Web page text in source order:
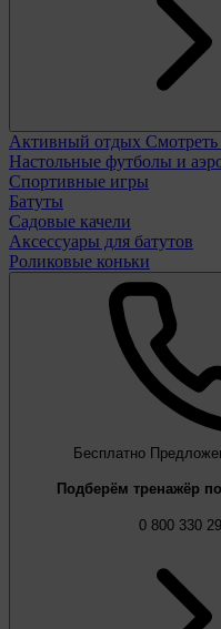
Активный отдых Смотреть
Настольные футболы и
Спортивные игры
Батуты
Садовые качели
Аксессуары для батутов
Роликовые коньки
Бесплатно
Подберём тренажёр
0 800 330